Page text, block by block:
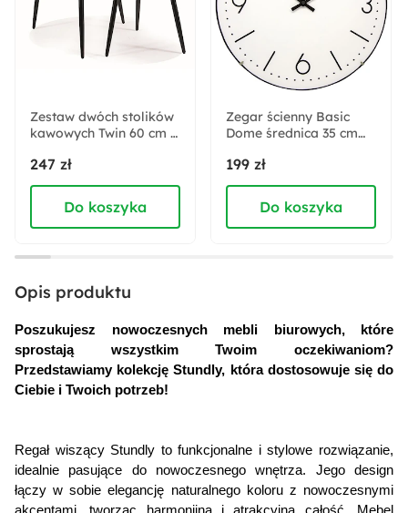
Biuro
Kolor uchwytów:
Materiał frontów:
Płyta laminowana
Materiał korpusu:
Płyta laminowana
Wykończenie frontów:
Matowe
Wykończenie korpusu:
Matowe
Obrzeża ABS
Wysokość:
Zestaw dwóch stolików
kawowych Twin 60 cm i
czarny mat
247 zł
Do koszyka
Zegar ścienny Basic
Dome średnica 35 cm
199 zł
Do koszyka
Opis produktu
Poszukujesz nowoczesnych mebli biurowych, które
sprostają wszystkim Twoim oczekiwaniom?
Przedstawiamy kolekcję Stundly, która dostosowuje się do
Ciebie i Twoich potrzeb!
Regał wiszący Stundly to funkcjonalne i stylowe rozwiązanie,
idealnie pasujące do nowoczesnego wnętrza. Jego design
łączy w sobie elegancję naturalnego koloru z nowoczesnymi